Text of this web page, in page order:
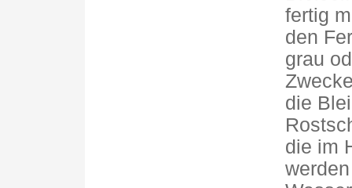
fertig
den
grau
die
die im